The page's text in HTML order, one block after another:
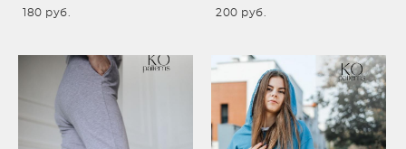
180 pуб. 200 pуб.